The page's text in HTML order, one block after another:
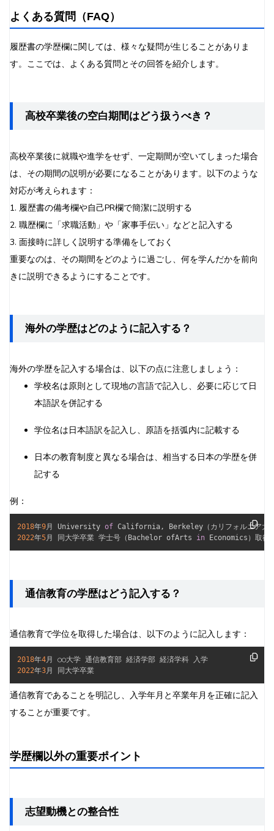
よくある質問（FAQ）
履歴書の学歴欄に関しては、様々な疑問が生じることがありま
す。ここでは、よくある質問とその回答を紹介します。
高校卒業後の空白期間はどう扱うべき？
高校卒業後に就職や進学をせず、一定期間が空いてしまった場合
は、その期間の説明が必要になることがあります。以下のような
対応が考えられます：
1. 履歴書の備考欄や自己PR欄で簡潔に説明する
2. 職歴欄に「求職活動」や「家事手伝い」などと記入する
3. 面接時に詳しく説明する準備をしておく
重要なのは、その期間をどのように過ごし、何を学んだかを前向
きに説明できるようにすることです。
海外の学歴はどのように記入する？
海外の学歴を記入する場合は、以下の点に注意しましょう：
学校名は原則として現地の言語で記入し、必要に応じて日
本語訳を併記する
学位名は日本語訳を記入し、原語を括弧内に記載する
日本の教育制度と異なる場合は、相当する日本の学歴を併
記する
例：
2018年9月 University of California,
2022年5月 同大学卒業 学士号（Bachelor ofArts in Economics）取得
通信教育の学歴はどう記入する？
通信教育で学位を取得した場合は、以下のように記入します：
2018年4
2022年3月 同大学卒業
通信教育であることを明記し、入学年月と卒業年月を正確に記入
することが重要です。
学歴欄以外の重要ポイント
志望動機との整合性